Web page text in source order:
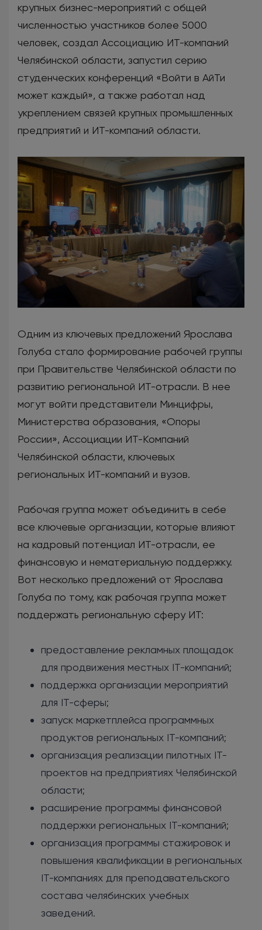
крупных бизнес-мероприятий с общей
численностью участников более 5000
человек, создал Ассоциацию ИТ-компаний
Челябинской области, запустил серию
студенческих конференций «Войти в АйТи
может каждый», а также работал над
укреплением связей крупных промышленных
предприятий и ИТ-компаний области.
Одним из ключевых предложений Ярослава
Голуба стало формирование рабочей группы
при Правительстве Челябинской области по
развитию региональной ИТ-отрасли. В нее
могут войти представители Минцифры,
Министерства образования, «Опоры
России», Ассоциации ИТ-Компаний
Челябинской области, ключевых
региональных ИТ-компаний и вузов.
Рабочая группа может объединить в себе
все ключевые организации, которые влияют
на кадровый потенциал ИТ-отрасли, ее
финансовую и нематериальную поддержку.
Вот несколько предложений от Ярослава
Голуба по тому, как рабочая группа может
поддержать региональную сферу ИТ:
предоставление рекламных площадок
для продвижения местных IT-компаний;
поддержка организации мероприятий
для IT-сферы;
запуск маркетплейса программных
продуктов региональных IT-компаний;
организация реализации пилотных IT-
проектов на предприятиях Челябинской
области;
расширение программы финансовой
поддержки региональных IT-компаний;
организация программы стажировок и
повышения квалификации в региональных
IT-компаниях для преподавательского
состава челябинских учебных
заведений.